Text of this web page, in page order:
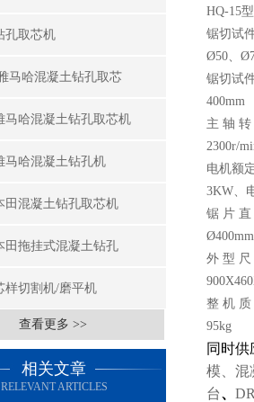
孔取芯机
马哈混凝土钻孔取芯
马哈混凝土钻孔取芯机
马哈混凝土钻孔机
田混凝土钻孔取芯机
田拖挂式混凝土钻孔
样切割机/磨平机
查看更多 >>
相关文章
RELEVANT ARTICLES
HQ-15型
锯切试
Ø50、
锯切试
400mm
主 轴 转
2300r/
电机额
3KW、
锯 片 直
Ø400mm
外 型 尺
整 机 质
95kg
同时供
模、混
台、